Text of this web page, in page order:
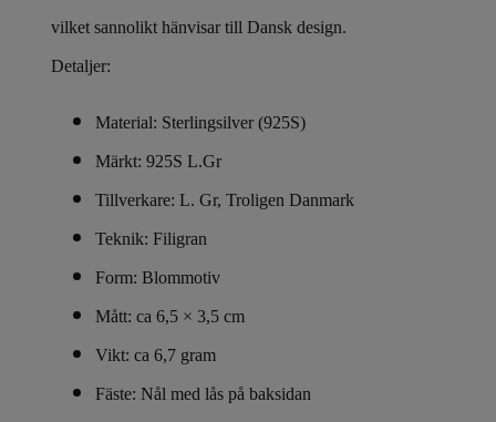
vilket sannolikt hänvisar till Dansk design.
Detaljer:
Material: Sterlingsilver (925S)
Märkt: 925S L.Gr
Tillverkare: L. Gr, Troligen Danmark
Teknik: Filigran
Form: Blommotiv
Mått: ca 6,5 × 3,5 cm
Vikt: ca 6,7 gram
Fäste: Nål med lås på baksidan